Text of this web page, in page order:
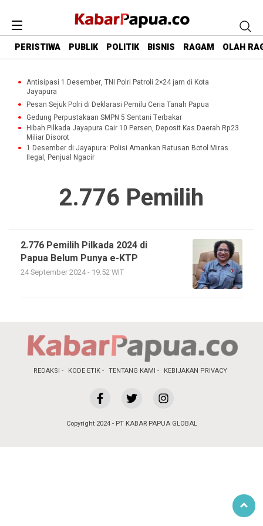
PERISTIWA PUBLIK POLITIK BISNIS RAGAM OLAH
Antisipasi 1 Desember, TNI Polri Patroli 2×24 jam di Kota
Jayapura
Pesan Sejuk Polri di Deklarasi Pemilu Ceria Tanah Papua
Gedung Perpustakaan SMPN 5 Sentani Terbakar
Hibah Pilkada Jayapura Cair 10 Persen, Deposit Kas Daerah Rp23
Miliar Disorot
1 Desember di Jayapura: Polisi Amankan Ratusan Botol Miras
Ilegal, Penjual Ngacir
2.776 Pemilih
2.776 Pemilih Pilkada 2024 di
Papua Belum Punya e-KTP
24 September 2024 - 19:52 WIT
REDAKSI KODE ETIK TENTANG KAMI KEBIJAKAN PRIVACY
Copyright 2024 - PT KABAR PAPUA GLOBAL